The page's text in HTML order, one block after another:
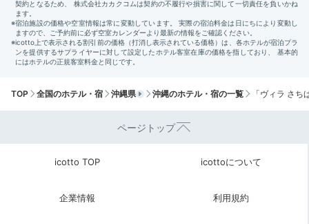
バスルーム例 C棟
食後は素敵なお風呂でリラックス。
ば、さらに特別な時間を過ごせそう。お部屋には洗濯機
TOP 全国のホテル・宿 沖縄県 沖縄のホテル・宿の一覧 「ヴィラ さち
ページトップ
icotto TOP icottoについて
企業情報 利用規約